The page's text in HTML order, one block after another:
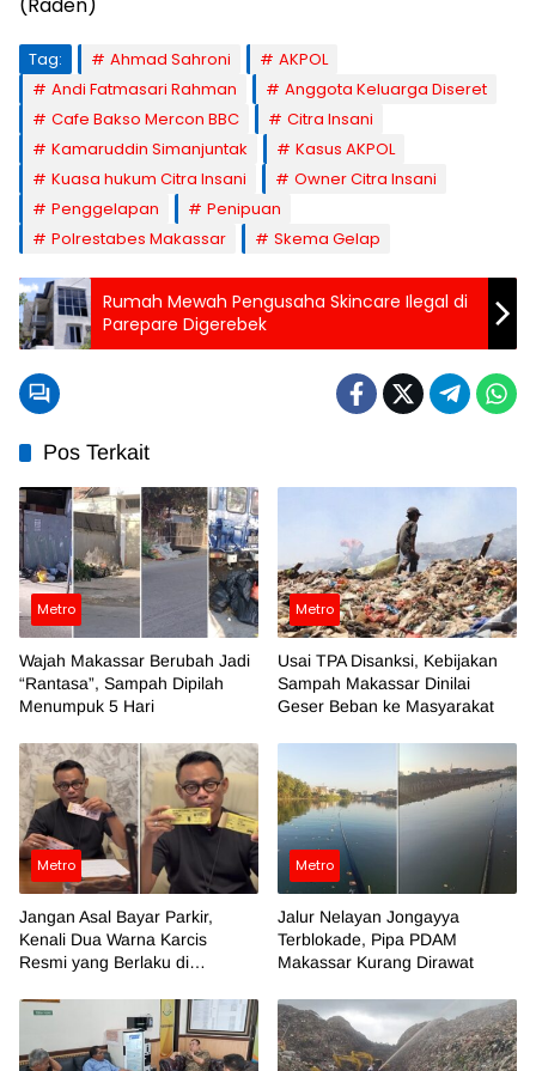
(Raden)
Tag: Ahmad Sahroni
AKPOL
Andi Fatmasari Rahman
Anggota Keluarga Diseret
Cafe Bakso Mercon BBC
Citra Insani
Kamaruddin Simanjuntak
Kasus AKPOL
Kuasa hukum Citra Insani
Owner Citra Insani
Penggelapan
Penipuan
Polrestabes Makassar
Skema Gelap
Rumah Mewah Pengusaha Skincare Ilegal di
Parepare Digerebek
Pos Terkait
Metro
Wajah Makassar Berubah Jadi
“Rantasa”, Sampah Dipilah
Menumpuk 5 Hari
Metro
Usai TPA Disanksi, Kebijakan
Sampah Makassar Dinilai
Geser Beban ke Masyarakat
Metro
Jangan Asal Bayar Parkir,
Kenali Dua Warna Karcis
Resmi yang Berlaku di
Metro
Jalur Nelayan Jongayya
Terblokade, Pipa PDAM
Makassar Kurang Dirawat